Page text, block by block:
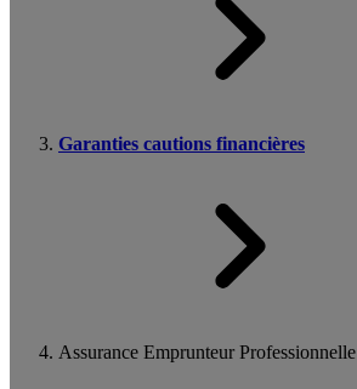
Garanties cautions financières
Assurance Emprunteur Professionnelle